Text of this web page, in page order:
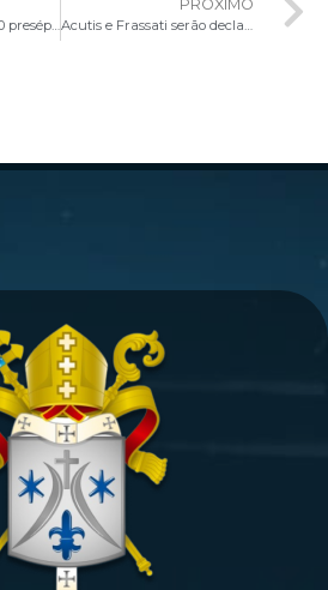
Sétima edição de “100 presépios no Vaticano” para o Jubileu, inaugura a 8 de dezembro esta exposição histórica
PRÓXIMO